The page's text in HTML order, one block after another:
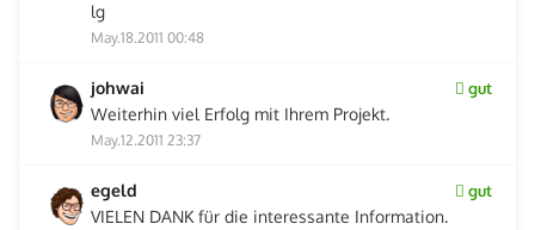
lg
May.18.2011 00:48
johwai gut
Weiterhin viel Erfolg mit Ihrem Projekt.
May.12.2011 23:37
egeld gut
VIELEN DANK für die interessante Information.